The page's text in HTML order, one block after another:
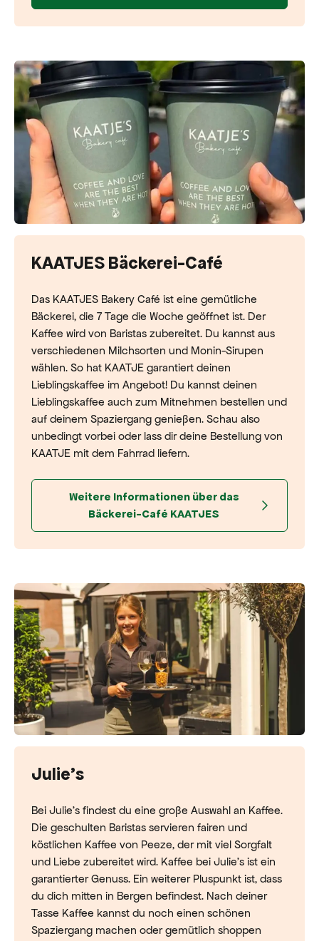
KAATJES Bäckerei-Café
Das KAATJES Bakery Café ist eine gemütliche
Bäckerei, die 7 Tage die Woche geöffnet ist. Der
Kaffee wird von Baristas zubereitet. Du kannst aus
verschiedenen Milchsorten und Monin-Sirupen
wählen. So hat KAATJE garantiert deinen
Lieblingskaffee im Angebot! Du kannst deinen
Lieblingskaffee auch zum Mitnehmen bestellen und
auf deinem Spaziergang genießen. Schau also
unbedingt vorbei oder lass dir deine Bestellung von
KAATJE mit dem Fahrrad liefern.
Weitere Informationen über das
Bäckerei-Café KAATJES
Julie's
Bei Julie’s findest du eine große Auswahl an Kaffee.
Die geschulten Baristas servieren fairen und
köstlichen Kaffee von Peeze, der mit viel Sorgfalt
und Liebe zubereitet wird. Kaffee bei Julie’s ist ein
garantierter Genuss. Ein weiterer Pluspunkt ist, dass
du dich mitten in Bergen befindest. Nach deiner
Tasse Kaffee kannst du noch einen schönen
Spaziergang machen oder gemütlich shoppen